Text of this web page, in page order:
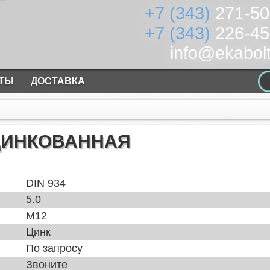
+7 (343) 271-
+7 (343) 226-
ДОСТАВКА
DIN 934
5.0
М12
Цинк
По запросу
Звоните